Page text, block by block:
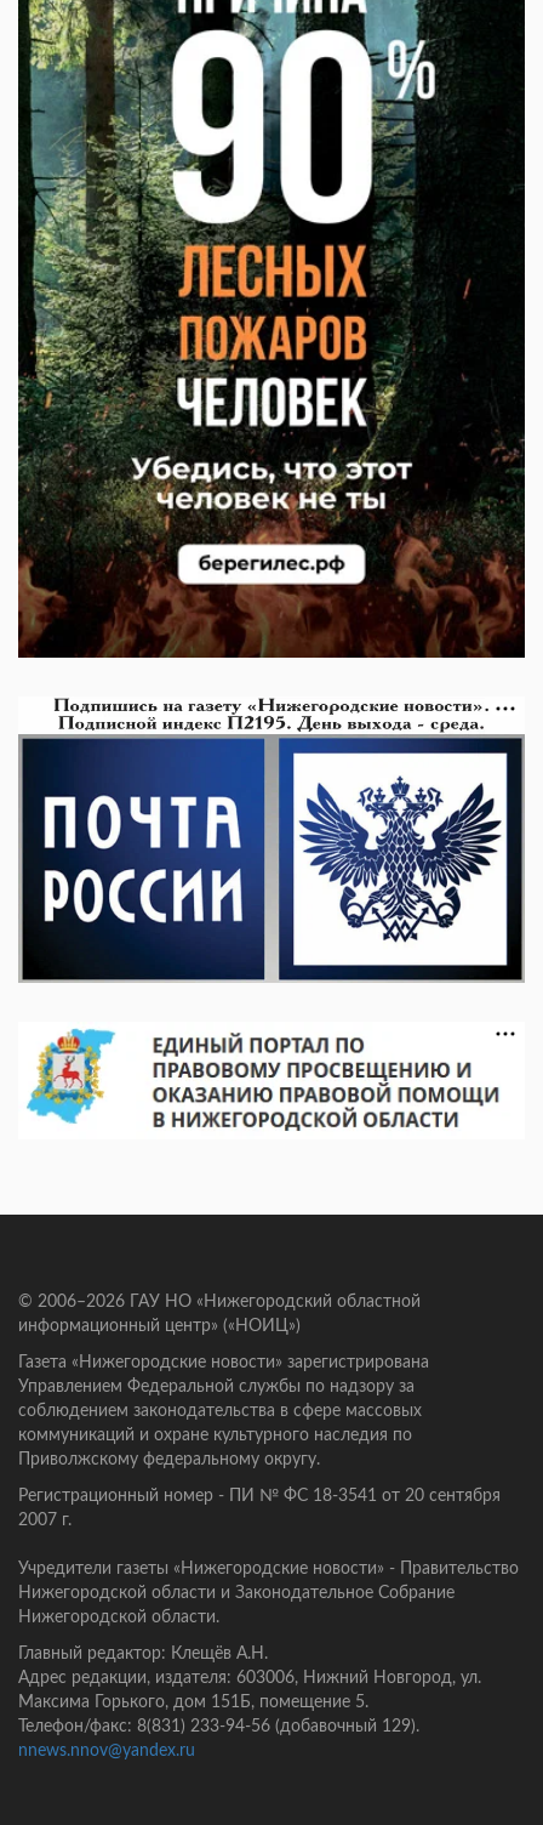
© 2006–2026 ГАУ НО «Нижегородский областной
информационный центр» («НОИЦ»)
Газета «Нижегородские новости» зарегистрирована
Управлением Федеральной службы по надзору за
соблюдением законодательства в сфере массовых
коммуникаций и охране культурного наследия по
Приволжскому федеральному округу.
Регистрационный номер - ПИ № ФС 18-3541 от 20 сентября
2007 г.
Учредители газеты «Нижегородские новости» - Правительство
Нижегородской области и Законодательное Собрание
Нижегородской области.
Главный редактор: Клещёв А.Н.
Адрес редакции, издателя: 603006, Нижний Новгород, ул.
Максима Горького, дом 151Б, помещение 5.
Телефон/факс: 8(831) 233-94-56 (добавочный 129).
nnews.nnov@yandex.ru